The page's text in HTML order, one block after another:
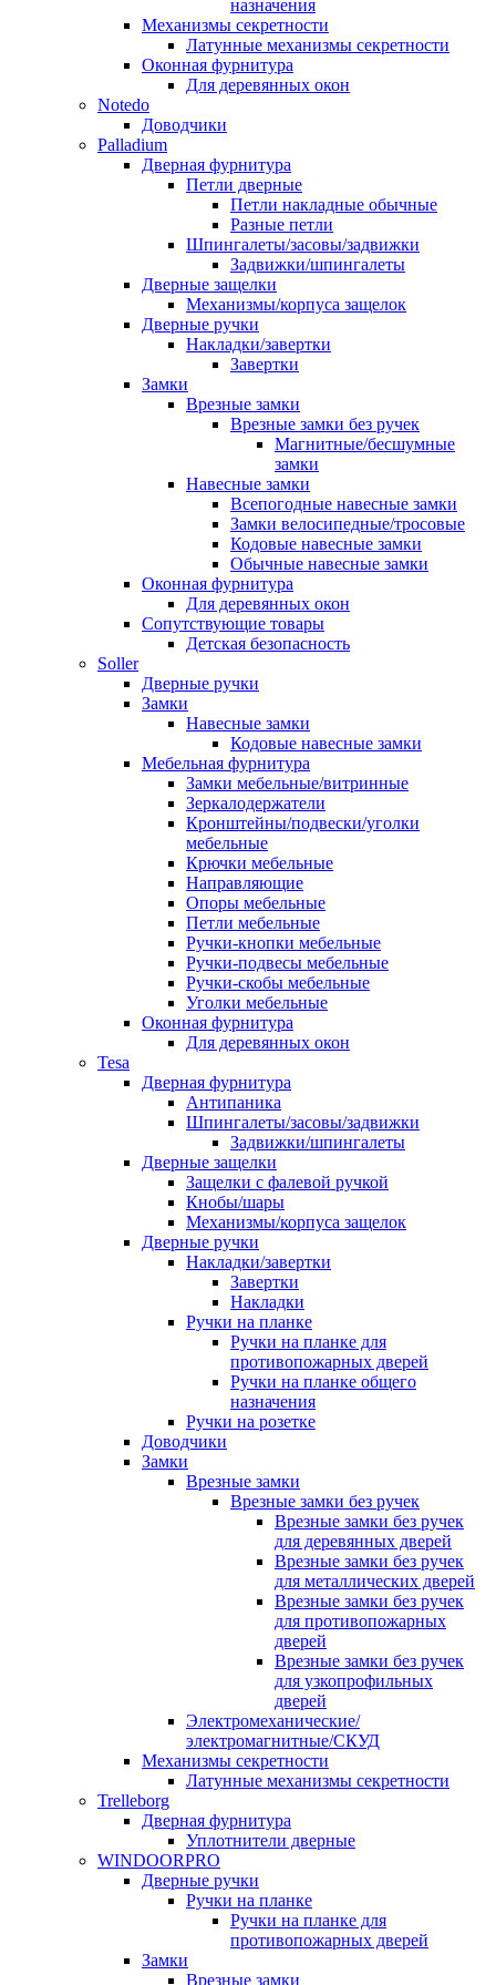
назначения
Механизмы секретности
Латунные механизмы секретности
Оконная фурнитура
Для деревянных окон
Notedo
Доводчики
Palladium
Дверная фурнитура
Петли дверные
Петли накладные обычные
Разные петли
Шпингалеты/засовы/задвижки
Задвижки/шпингалеты
Дверные защелки
Механизмы/корпуса защелок
Дверные ручки
Накладки/завертки
Завертки
Замки
Врезные замки
Врезные замки без ручек
Магнитные/бесшумные
замки
Навесные замки
Всепогодные навесные замки
Замки велосипедные/тросовые
Кодовые навесные замки
Обычные навесные замки
Оконная фурнитура
Для деревянных окон
Сопутствующие товары
Детская безопасность
Soller
Дверные ручки
Замки
Навесные замки
Кодовые навесные замки
Мебельная фурнитура
Замки мебельные/витринные
Зеркалодержатели
Кронштейны/подвески/уголки
мебельные
Крючки мебельные
Направляющие
Опоры мебельные
Петли мебельные
Ручки-кнопки мебельные
Ручки-подвесы мебельные
Ручки-скобы мебельные
Уголки мебельные
Оконная фурнитура
Для деревянных окон
Tesa
Дверная фурнитура
Антипаника
Шпингалеты/засовы/задвижки
Задвижки/шпингалеты
Дверные защелки
Защелки с фалевой ручкой
Кнобы/шары
Механизмы/корпуса защелок
Дверные ручки
Накладки/завертки
Завертки
Накладки
Ручки на планке
Ручки на планке для
противопожарных дверей
Ручки на планке общего
назначения
Ручки на розетке
Доводчики
Замки
Врезные замки
Врезные замки без ручек
Врезные замки без ручек
для деревянных дверей
Врезные замки без ручек
для металлических дверей
Врезные замки без ручек
для противопожарных
дверей
Врезные замки без ручек
для узкопрофильных
дверей
Электромеханические/
электромагнитные/СКУД
Механизмы секретности
Латунные механизмы секретности
Trelleborg
Дверная фурнитура
Уплотнители дверные
WINDOORPRO
Дверные ручки
Ручки на планке
Ручки на планке для
противопожарных дверей
Замки
Врезные замки